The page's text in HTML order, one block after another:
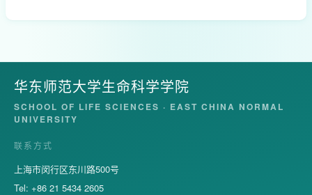
华东师范大学生命科学学院
SCHOOL OF LIFE SCIENCES · EAST CHINA NORMAL
UNIVERSITY
联系方式
上海市闵行区东川路500号
Tel: +86 21 5434 2605